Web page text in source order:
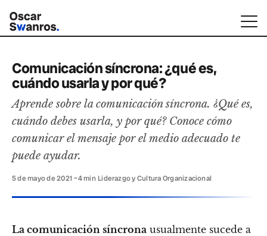
Comunicación síncrona: ¿qué es,
cuándo usarla y por qué?
Aprende sobre la comunicación síncrona. ¿Qué es,
cuándo debes usarla, y por qué? Conoce cómo
comunicar el mensaje por el medio adecuado te
puede ayudar.
5 de mayo de 2021·~4 min· Liderazgo y Cultura Organizacional
La comunicación síncrona usualmente sucede a